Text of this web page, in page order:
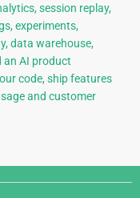
session replay,
experiments,
data warehouse,
an AI product
code, ship features
and customer